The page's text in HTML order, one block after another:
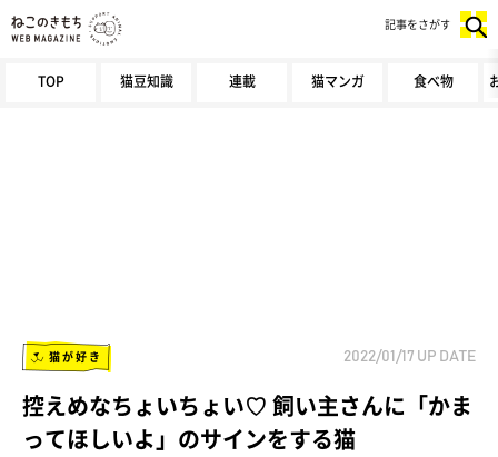
TOP 猫豆知識 連載 猫マンガ 食べ物
記事をさがす
猫が好き 2022/01/17 UP DATE
控えめなちょいちょい♡ 飼い主さんに「かま
ってほしいよ」のサインをする猫